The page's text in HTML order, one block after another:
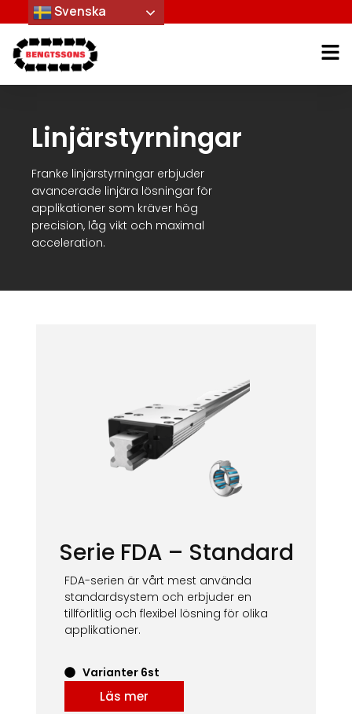
Linjärstyrningar
Franke linjärstyrningar erbjuder
avancerade linjära lösningar för
applikationer som kräver hög
precision, låg vikt och maximal
acceleration.
Serie FDA – Standard
FDA-serien är vårt mest använda
standardsystem och erbjuder en
tillförlitlig och flexibel lösning för olika
applikationer.
Läs mer
Varianter 6st
Svenska